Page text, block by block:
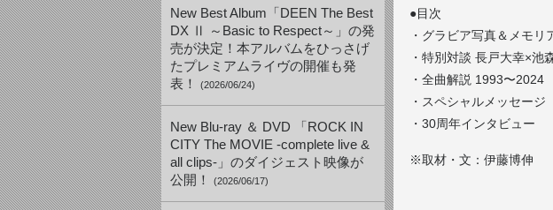
New Best Album「DEEN The Best
DX Ⅱ ～Basic to Respect～」の発
売が決定！本アルバムをひっさげ
たプレミアムライヴの開催も発
表！
(2026/06/24)
New Blu-ray ＆ DVD 「ROCK IN
CITY The MOVIE -complete live &
all clips-」のダイジェスト映像が
公開！
(2026/06/17)
●目次
・グラビア写真＆メモリ
・特別対談 長戸大幸×池
・全曲解説 1993〜2024
・スペシャルメッセージ
・30周年インタビュー
※取材・文：伊藤博伸